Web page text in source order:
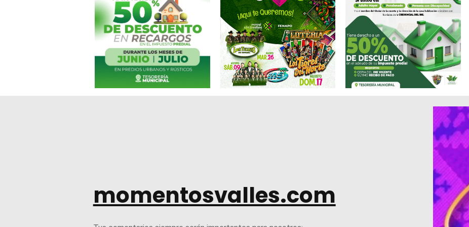
momentosvalles.com